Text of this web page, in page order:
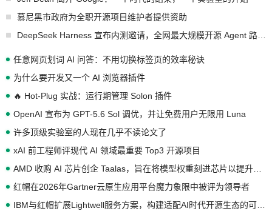
慕尼黑市政府为全职开源项目维护者提供资助
任意网页划词 AI 问答：不用切换标签页的效率秘诀
为什么要开发又一个 AI 浏览器插件
🔥 Hot-Plug 实战：运行期管理 Solon 插件
OpenAI 宣布为 GPT-5.6 Sol 调优，并让免费用户无限用 Luna
许多顶级实验室的人现在几乎不读论文了
xAI 前工程师评现代 AI 领域最重要 Top3 开源项目
红帽在2026年Gartner云原生应用平台魔力象限中被评为领导者